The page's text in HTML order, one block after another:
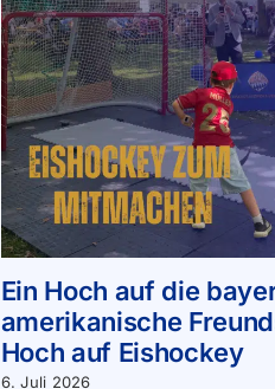
Ein Hoch auf die
amerikanische
Hoch auf Eishockey
6. Juli 2026